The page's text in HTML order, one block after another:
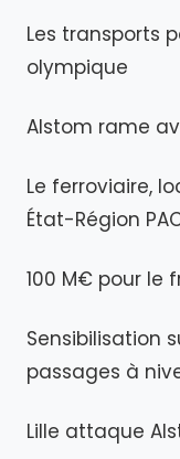
Les transports
olympique
Alstom rame
Le ferroviaire,
État-Région
100 M€ pour le
Sensibilisation
passages à
Lille attaque